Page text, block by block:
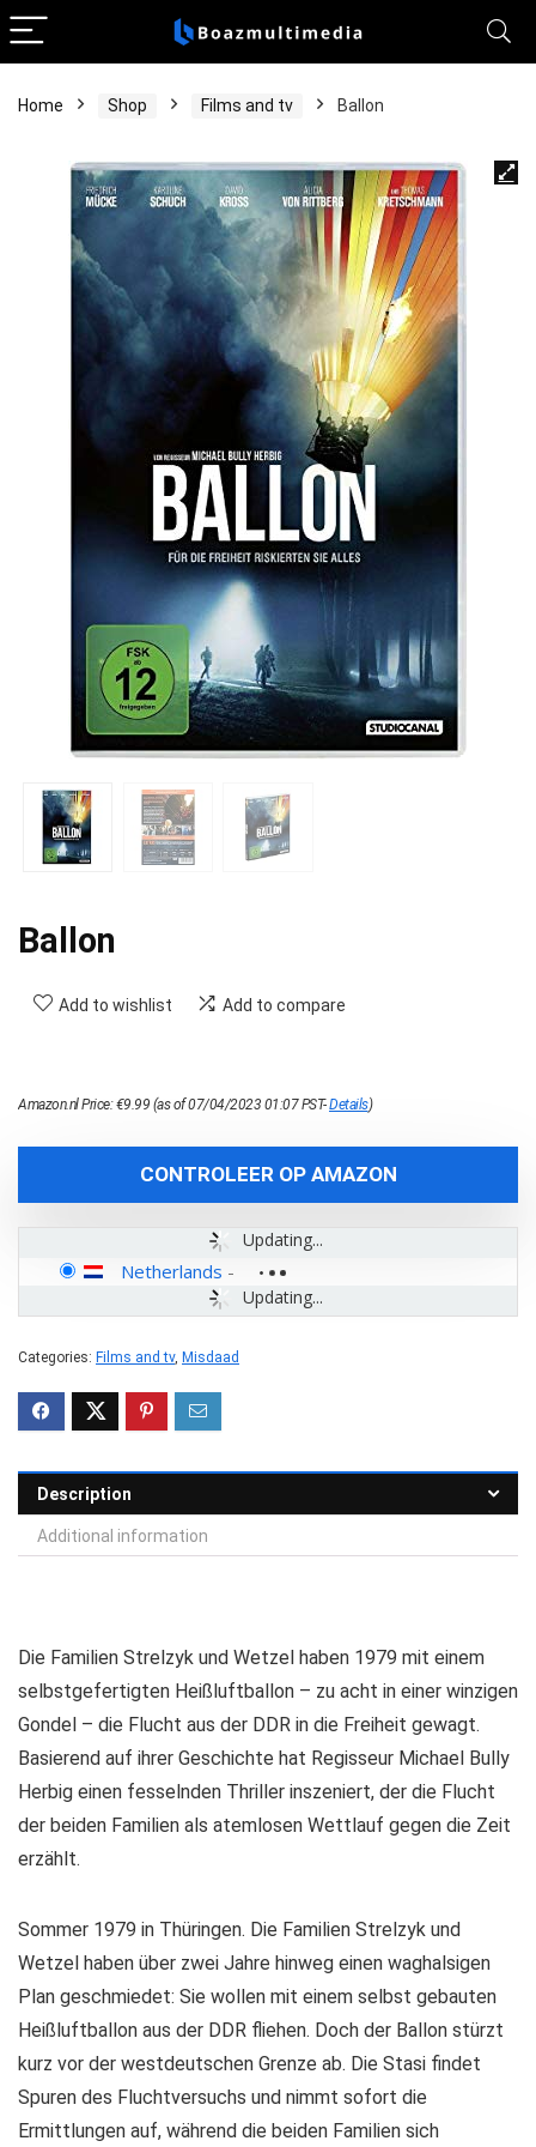
Home Shop Films and tv Ballon
Ballon
Add to wishlist Add to compare
Amazon.nl Price:€9.99 (as of 07/04/2023 01:07 PST-Details)
CONTROLEER OP AMAZON
Updating...
Updating...
Netherlands -
Categories: Films and tv, Misdaad
Description
Additional information
Die Familien Strelzyk und Wetzel haben 1979 mit einem
selbstgefertigten Heißluftballon – zu acht in einer winzigen
Gondel – die Flucht aus der DDR in die Freiheit gewagt.
Basierend auf ihrer Geschichte hat Regisseur Michael Bully
Herbig einen fesselnden Thriller inszeniert, der die Flucht
der beiden Familien als atemlosen Wettlauf gegen die Zeit
erzählt.
Sommer 1979 in Thüringen. Die Familien Strelzyk und
Wetzel haben über zwei Jahre hinweg einen waghalsigen
Plan geschmiedet: Sie wollen mit einem selbst gebauten
Heißluftballon aus der DDR fliehen. Doch der Ballon stürzt
kurz vor der westdeutschen Grenze ab. Die Stasi findet
Spuren des Fluchtversuchs und nimmt sofort die
Ermittlungen auf, während die beiden Familien sich